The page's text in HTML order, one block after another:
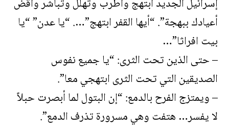
إسرائيل الجديد ابتهج واطرب وتهلل وتباشر واقض
أعيادك ببهجة”. “أيها القفر ابتهج”…. “يا عدن” “يا
بيت افراثا”…
– حتى الذين تحت الثرى: “يا جميع نفوس
الصديقين التي تحت الثرى ابتهجي معا”.
– ويمتزج الفرح بالدمع: “إن البتول لما أبصرت حبلاً
لا يفسر… هتفت وهي مسرورة تذرف الدمع”.